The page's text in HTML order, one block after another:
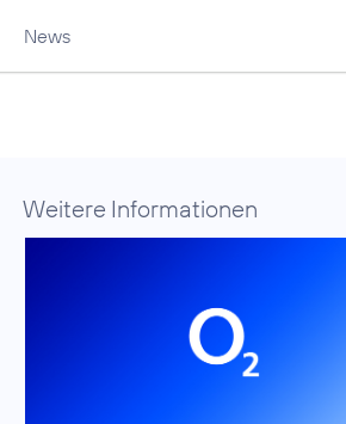
News
Weitere Informationen